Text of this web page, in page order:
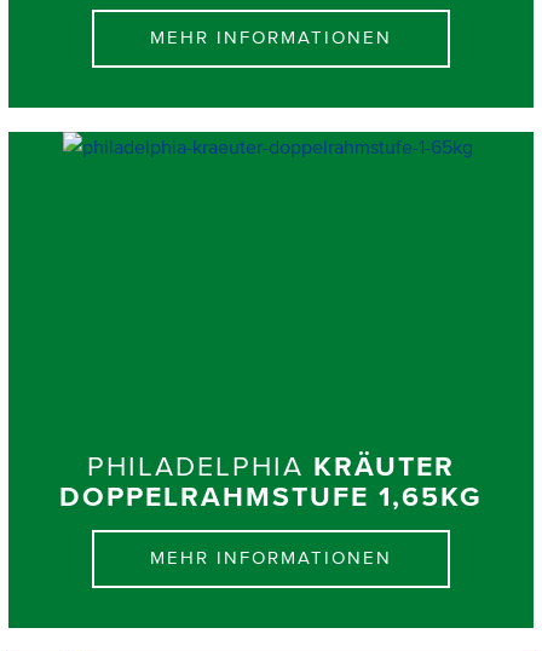
MEHR INFORMATIONEN
PHILADELPHIA KRÄUTER
DOPPELRAHMSTUFE 1,65KG
MEHR INFORMATIONEN